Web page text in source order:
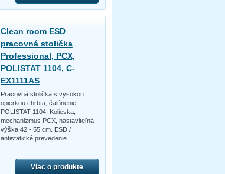
Clean room ESD
pracovná stolička
Professional, PCX,
POLISTAT 1104, C-
EX1111AS
Pracovná stolička s vysokou
opierkou chrbta, čalúnenie
POLISTAT 1104. Kolieska,
mechanizmus PCX, nastaviteľná
výška 42 - 55 cm. ESD /
antistatické prevedenie.
Viac o produkte